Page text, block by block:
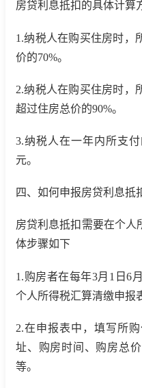
房贷利息抵扣的具体计算
1.纳税人在购买住房时，
价的70%。
2.纳税人在购买住房时，
超过住房总价的90%。
3.纳税人在一年内所支
元。
四、如何申报房贷利息抵
房贷利息抵扣需要在个人
体步骤如下
1.购房者在每年3月1日6
个人所得税汇算清缴申报
2.在申报表中，填写所
址、购房时间、购房总
等。